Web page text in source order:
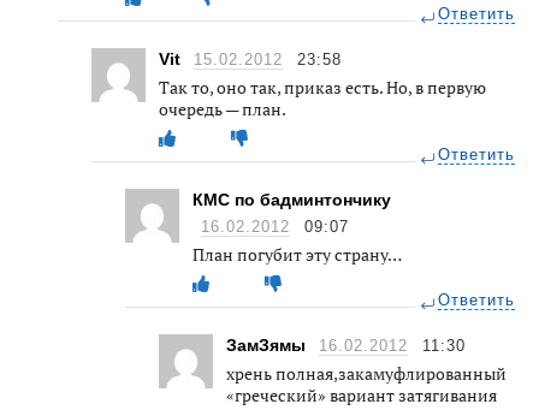
Ответить
Vit 15.02.2012 23:58
Так то, оно так, приказ есть. Но, в первую
очередь — план.
Ответить
КМС по бадминтончику
16.02.2012 09:07
План погубит эту страну…
Ответить
ЗамЗямы 16.02.2012 11:30
хрень полная,закамуфлированный
«греческий» вариант затягивания